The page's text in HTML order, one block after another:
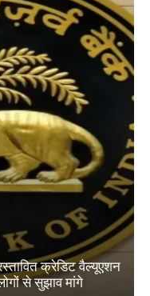
क्रेडिट वैल्यूएशन
से सुझाव मांगे